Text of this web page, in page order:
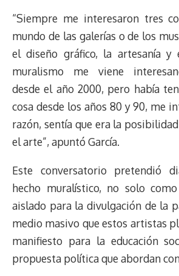
“Siempre me interesaron tres
mundo de las galerías o de los
el diseño gráfico, la artesanía y
muralismo me viene
desde el año 2000, pero había
cosa desde los años 80 y 90, me
razón, sentía que era la
el arte”, apuntó García.
Este conversatorio pretendió
hecho muralístico, no solo
aislado para la divulgación de la
medio masivo que estos artistas
manifiesto para la educación
propuesta política que abordan